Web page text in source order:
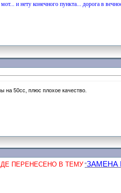
и нету конечного пункта... дорога в
на 50сс, плюс плохое качество.
ПЕРЕНЕСЕНО В ТЕМУ "ЗАМЕНА